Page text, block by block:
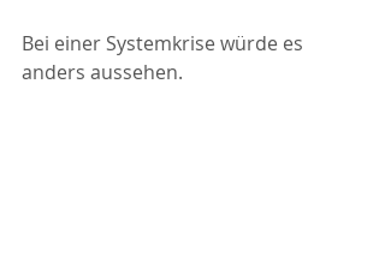
Bei einer Systemkrise würde es
anders aussehen.